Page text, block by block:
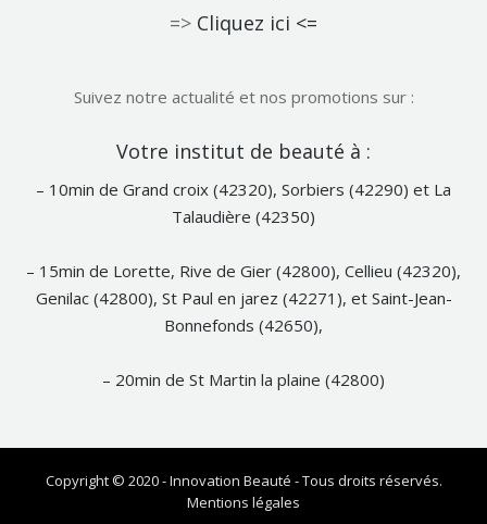
=> Cliquez ici <=
Suivez notre actualité et nos promotions sur :
Notre
Facebook
Votre institut de beauté à :
– 10min de Grand croix (42320), Sorbiers (42290) et La
Talaudière (42350)
– 15min de Lorette, Rive de Gier (42800), Cellieu (42320),
Genilac (42800), St Paul en jarez (42271), et Saint-Jean-
Bonnefonds (42650),
– 20min de St Martin la plaine (42800)
Copyright © 2020 - Innovation Beauté - Tous droits réservés.
Mentions légales